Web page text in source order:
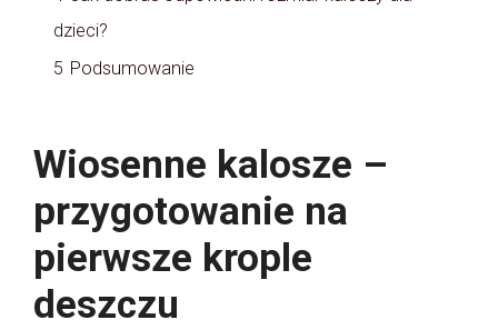
dzieci?
5 Podsumowanie
Wiosenne kalosze –
przygotowanie na
pierwsze krople
deszczu